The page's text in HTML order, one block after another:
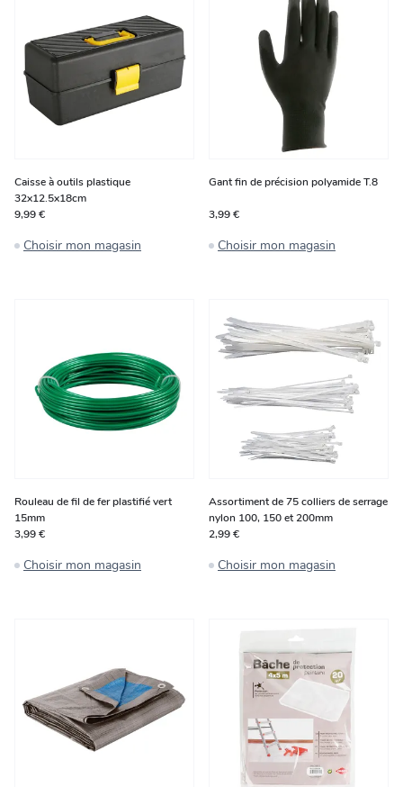
Caisse à outils plastique
32x12.5x18cm
9,99 €
Choisir mon magasin
Gant fin de précision polyamide T.8
3,99 €
Choisir mon magasin
Rouleau de fil de fer plastifié vert
15mm
3,99 €
Choisir mon magasin
Assortiment de 75 colliers de serrage
nylon 100, 150 et 200mm
2,99 €
Choisir mon magasin